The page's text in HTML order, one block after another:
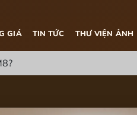
GIÁ TIN TỨC THƯ VIỆN ẢNH